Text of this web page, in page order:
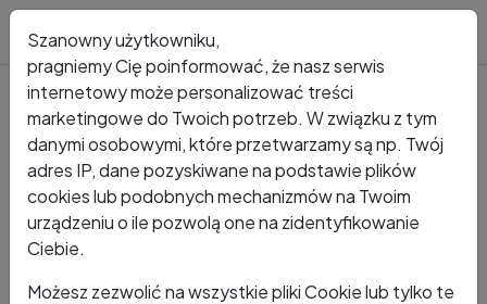
Kto dzwonił? Numer +48 183 536 140
+48 183 536 140
Szanowny użytkowniku,
pragniemy Cię poinformować, że nasz serwis
internetowy może personalizować treści
marketingowe do Twoich potrzeb. W związku z tym
danymi osobowymi, które przetwarzamy są np. Twój
adres IP, dane pozyskiwane na podstawie plików
cookies lub podobnych mechanizmów na Twoim
urządzeniu o ile pozwolą one na zidentyfikowanie
Ciebie.
Możesz zezwolić na wszystkie pliki Cookie lub tylko te